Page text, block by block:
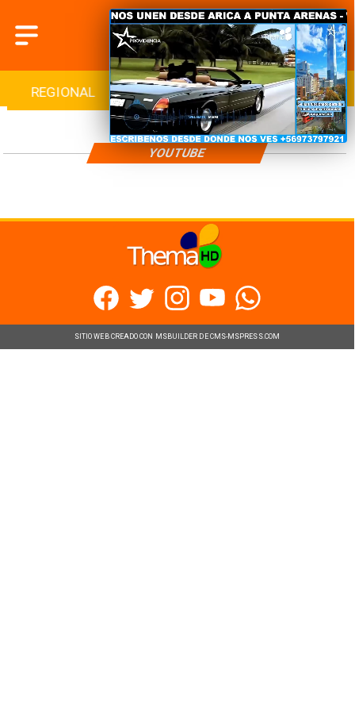
REGIONAL INTERNACIONAL DEPORTES
YOUTUBE
SITIO WEB CREADO CON MSBUILDER DE CMS-MSPRESS.COM